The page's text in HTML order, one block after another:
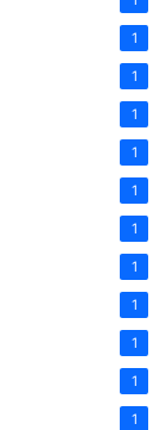
1
1
1
1
1
1
1
1
1
1
1